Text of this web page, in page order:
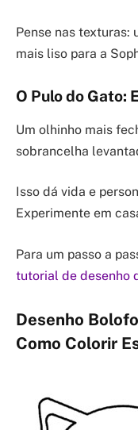
Pense nas texturas:
mais liso para a
O Pulo do Gato:
Um olhinho mais
sobrancelha
Isso dá vida e
Experimente em
Para um passo a
tutorial de desenho
Desenho
Como Colorir